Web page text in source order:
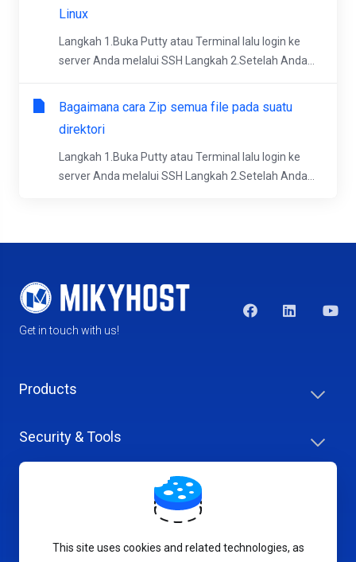
Linux
Langkah 1.Buka Putty atau Terminal lalu login ke
server Anda melalui SSH Langkah 2.Setelah Anda...
Bagaimana cara Zip semua file pada suatu
direktori
Langkah 1.Buka Putty atau Terminal lalu login ke
server Anda melalui SSH Langkah 2.Setelah Anda...
Get in touch with us!
Products
Security & Tools
This site uses cookies and related technologies, as